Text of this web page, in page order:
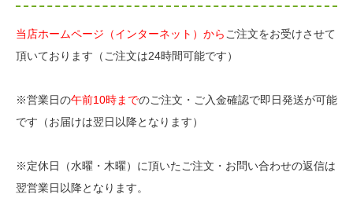
当店ホームページ（インターネット）から ご注文をお受けさせて
頂いております（ご注文は24時間可能です）
※営業日の午前10時までのご注文・ご入金確認で即日発送が可能
です（お届けは翌日以降となります）
※定休日（水曜・木曜）に頂いたご注文・お問い合わせの返信は
翌営業日以降となります。